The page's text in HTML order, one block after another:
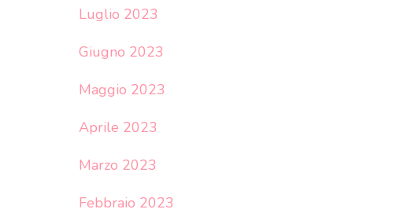
Luglio 2023
Giugno 2023
Maggio 2023
Aprile 2023
Marzo 2023
Febbraio 2023